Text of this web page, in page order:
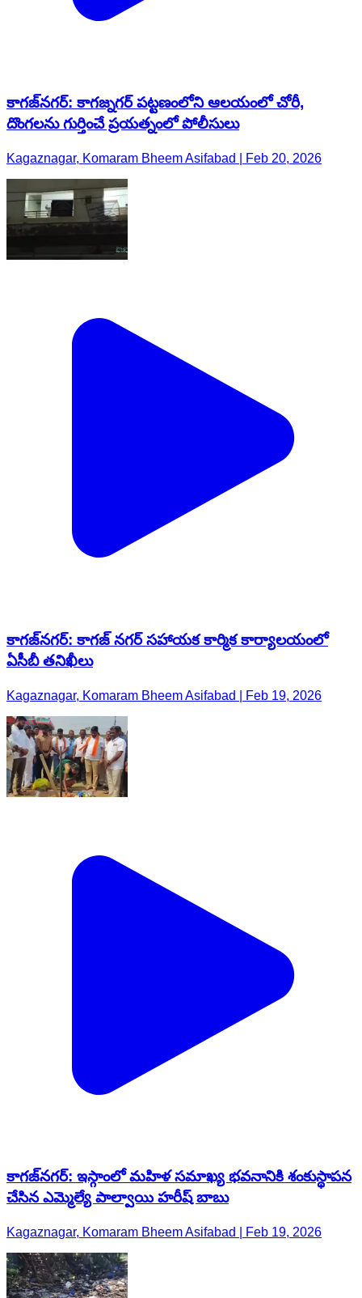
కాగజ్​నగర్: కాగజ్నగర్ పట్టణంలోని ఆలయంలో చోరీ,
దొంగలను గుర్తించే ప్రయత్నంలో పోలీసులు
Kagaznagar, Komaram Bheem Asifabad | Feb 20, 2026
కాగజ్​నగర్: కాగజ్ నగర్ సహాయక కార్మిక కార్యాలయంలో
ఏసీబీ తనిఖీలు
Kagaznagar, Komaram Bheem Asifabad | Feb 19, 2026
కాగజ్​నగర్: ఇస్గాంలో మహిళ సమాఖ్య భవనానికి శంకుస్థాపన
చేసిన ఎమ్మెల్యే పాల్వాయి హరీష్ బాబు
Kagaznagar, Komaram Bheem Asifabad | Feb 19, 2026